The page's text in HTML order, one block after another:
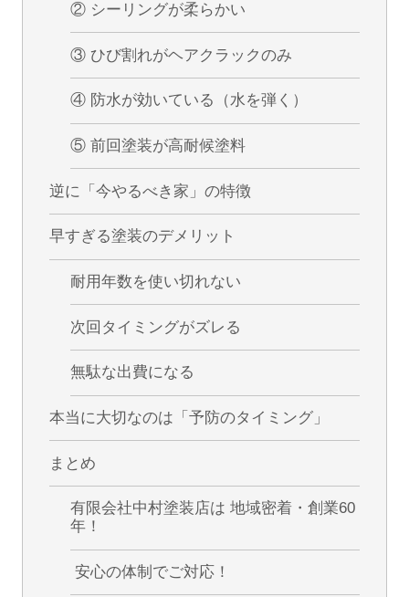
② シーリングが柔らかい
③ ひび割れがヘアクラックのみ
④ 防水が効いている（水を弾く）
⑤ 前回塗装が高耐候塗料
逆に「今やるべき家」の特徴
早すぎる塗装のデメリット
耐用年数を使い切れない
次回タイミングがズレる
無駄な出費になる
本当に大切なのは「予防のタイミング」
まとめ
有限会社中村塗装店は 地域密着・創業60
年！
安心の体制でご対応！